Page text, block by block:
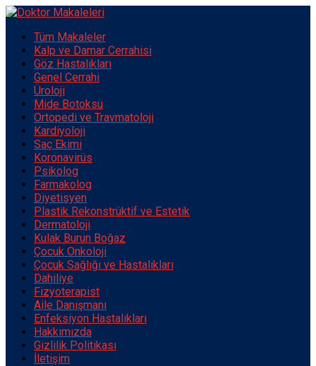
Tüm Makaleler
Kalp ve Damar Cerrahisi
Göz Hastalıkları
Genel Cerrahi
Üroloji
Mide Botoksu
Ortopedi ve Travmatoloji
Kardiyoloji
Saç Ekimi
Koronavirüs
Psikolog
Farmakolog
Diyetisyen
Plastik Rekonstrüktif ve Estetik
Dermatoloji
Kulak Burun Boğaz
Çocuk Onkoloji
Çocuk Sağlığı ve Hastalıkları
Dahiliye
Fizyoterapist
Aile Danışmanı
Enfeksiyon Hastalıkları
Hakkımızda
Gizlilik Politikası
İletişim